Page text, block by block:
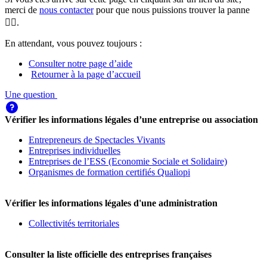
merci de nous contacterpour que nous puissions trouver la panne
🕵️‍♀️.
En attendant, vous pouvez toujours :
Consulter notre page d’aide
Retourner à la page d’accueil
Une question
Vérifier les informations légales d’une entreprise ou association
Entrepreneurs de Spectacles Vivants
Entreprises individuelles
Entreprises de l’ESS (Economie Sociale et Solidaire)
Organismes de formation certifiés Qualiopi
Vérifier les informations légales d'une administration
Collectivités territoriales
Consulter la liste officielle des entreprises françaises